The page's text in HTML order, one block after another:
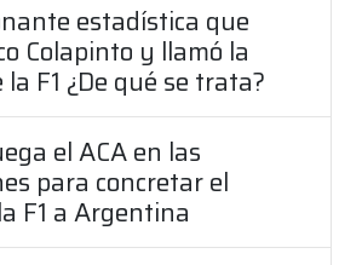
estadística que
Colapinto y llamó la
F1 ¿De qué se trata?
el ACA en las
para concretar el
F1 a Argentina